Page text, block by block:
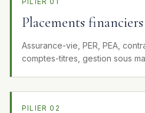
Placements financiers
Assurance-vie, PER, PEA,
comptes-titres, gestion sous
PILIER 02